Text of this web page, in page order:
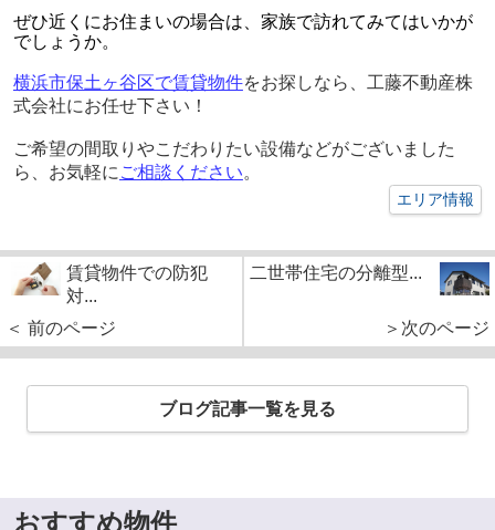
ぜひ近くにお住まいの場合は、家族で訪れてみてはいかが
でしょうか。
横浜市保土ヶ谷区で賃貸物件をお探しなら、工藤不動産株
式会社にお任せ下さい！
ご希望の間取りやこだわりたい設備などがございました
ら、お気軽に ご相談ください。
エリア情報
賃貸物件での防犯
対...
＜ 前のページ
二世帯住宅の分離型...
＞次のページ
ブログ記事一覧を見る
おすすめ物件